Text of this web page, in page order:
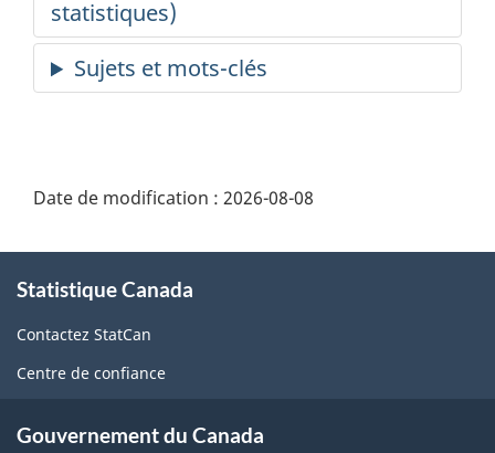
Date de modification : 2026-08-08
propos
de
ce
Statistique Canada
Contactez StatCan
Centre de confiance
Gouvernement du Canada